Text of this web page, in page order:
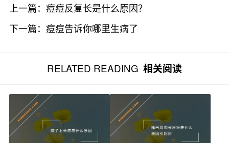
上一篇： 痘痘反复长是什么原因？
下一篇： 痘痘告诉你哪里生病了
RELATED READING 相关阅读